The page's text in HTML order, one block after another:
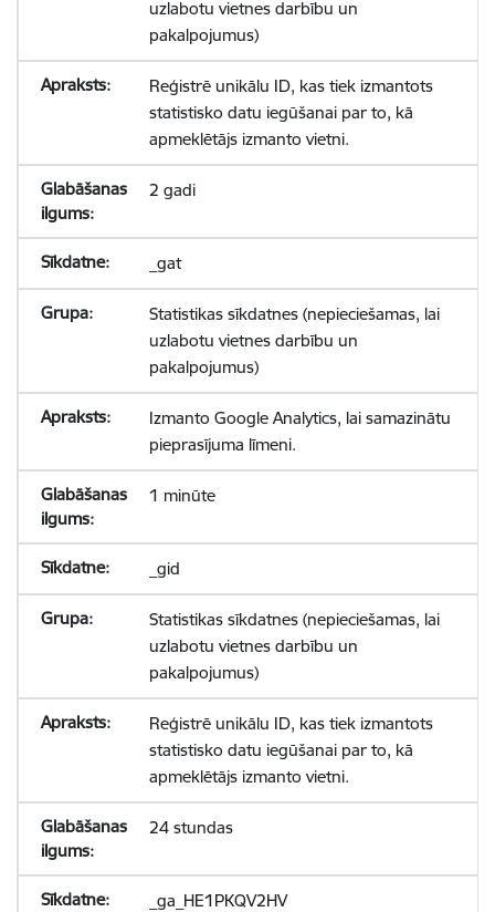
uzlabotu vietnes darbību un
pakalpojumus)
Reģistrē unikālu ID, kas tiek izmantots
statistisko datu iegūšanai par to, kā
apmeklētājs izmanto vietni.
2 gadi
_gat
Statistikas sīkdatnes (nepieciešamas, lai
uzlabotu vietnes darbību un
pakalpojumus)
Izmanto Google Analytics, lai samazinātu
pieprasījuma līmeni.
1 minūte
_gid
Statistikas sīkdatnes (nepieciešamas, lai
uzlabotu vietnes darbību un
pakalpojumus)
Reģistrē unikālu ID, kas tiek izmantots
statistisko datu iegūšanai par to, kā
apmeklētājs izmanto vietni.
24 stundas
_ga_HE1PKQV2HV